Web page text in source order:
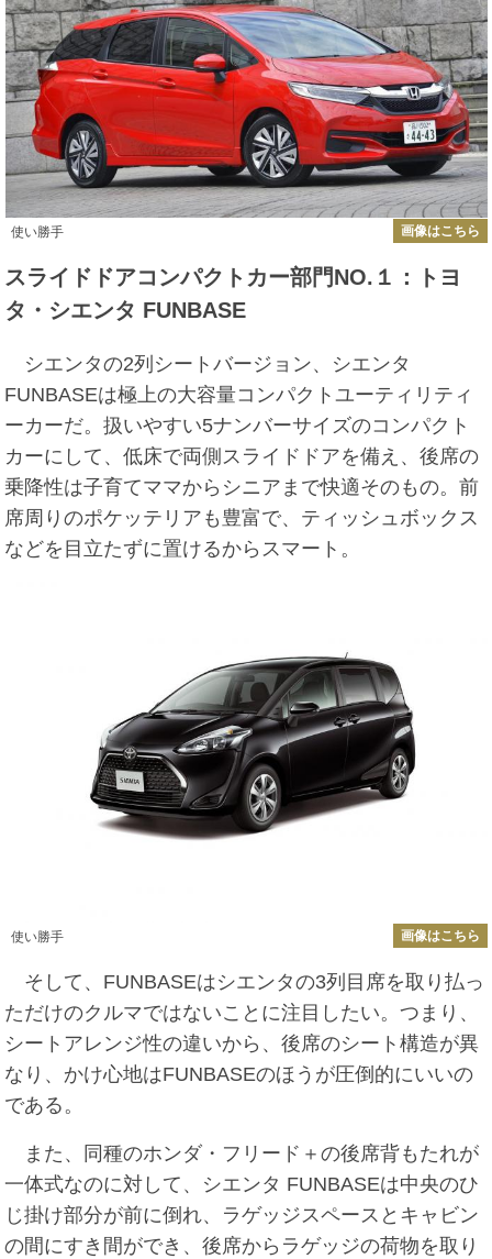
使い勝手 画像はこちら
スライドドアコンパクトカー部門NO.１：トヨ
タ・シエンタ FUNBASE
シエンタの2列シートバージョン、シエンタ
FUNBASEは極上の大容量コンパクトユーティリティ
ーカーだ。扱いやすい5ナンバーサイズのコンパクト
カーにして、低床で両側スライドドアを備え、後席の
乗降性は子育てママからシニアまで快適そのもの。前
席周りのポケッテリアも豊富で、ティッシュボックス
などを目立たずに置けるからスマート。
使い勝手 画像はこちら
そして、FUNBASEはシエンタの3列目席を取り払っ
ただけのクルマではないことに注目したい。つまり、
シートアレンジ性の違いから、後席のシート構造が異
なり、かけ心地はFUNBASEのほうが圧倒的にいいの
である。
また、同種のホンダ・フリード＋の後席背もたれが
一体式なのに対して、シエンタ FUNBASEは中央のひ
じ掛け部分が前に倒れ、ラゲッジスペースとキャビン
の間にすき間ができ、後席からラゲッジの荷物を取り